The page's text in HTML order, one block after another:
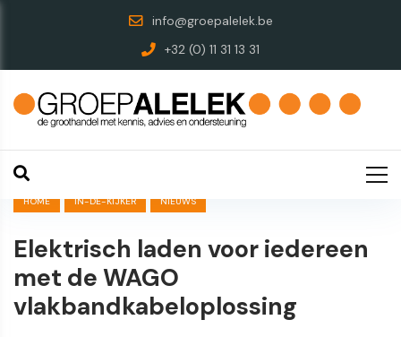
info@groepalelek.be
+32 (0) 11 31 13 31
HOME IN-DE-KIJKER NIEUWS
Elektrisch laden voor iedereen
met de WAGO
vlakbandkabeloplossing